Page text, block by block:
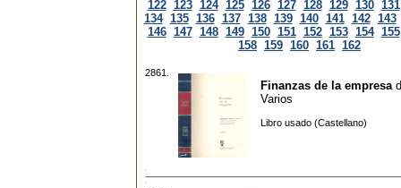
122 123 124 125 126 127 128 129 130 131
134 135 136 137 138 139 140 141 142 143
146 147 148 149 150 151 152 153 154 155
158 159 160 161 162
2861.
Finanzas de la empresa
Varios
Libro usado (Castellano)